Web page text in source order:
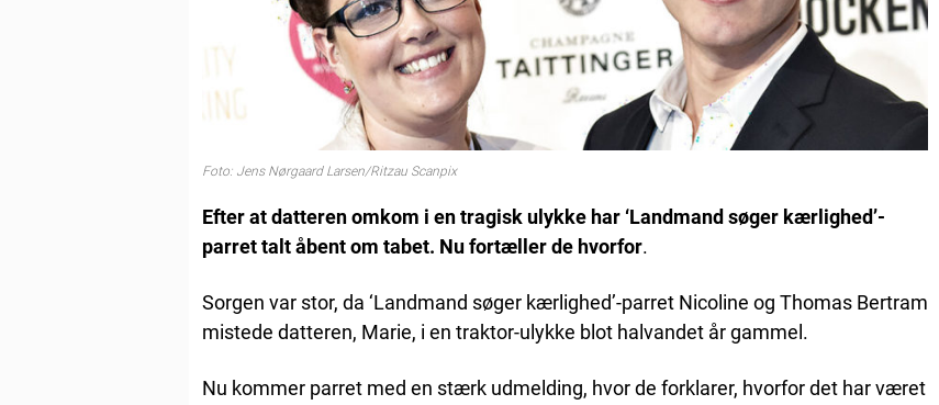
Foto: Jens Nørgaard Larsen/Ritzau Scanpix
Efter at datteren omkom i en tragisk ulykke har ‘Landmand søger kærlighed’-
parret talt åbent om tabet. Nu fortæller de hvorfor.
Sorgen var stor, da ‘Landmand søger kærlighed’-parret Nicoline og Thomas Bertram
mistede datteren, Marie, i en traktor-ulykke blot halvandet år gammel.
Nu kommer parret med en stærk udmelding, hvor de forklarer, hvorfor det har været